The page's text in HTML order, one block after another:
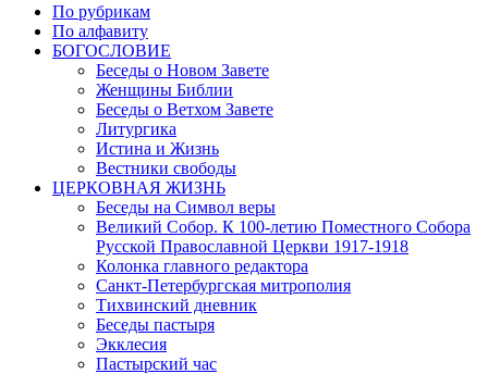
По рубрикам
По алфавиту
БОГОСЛОВИЕ
Беседы о Новом Завете
Женщины Библии
Беседы о Ветхом Завете
Литургика
Истина и Жизнь
Вестники свободы
ЦЕРКОВНАЯ ЖИЗНЬ
Беседы на Символ веры
Великий Собор. К 100-летию Поместного Собора
Русской Православной Церкви 1917-1918
Колонка главного редактора
Санкт-Петербургская митрополия
Тихвинский дневник
Беседы пастыря
Экклесия
Пастырский час